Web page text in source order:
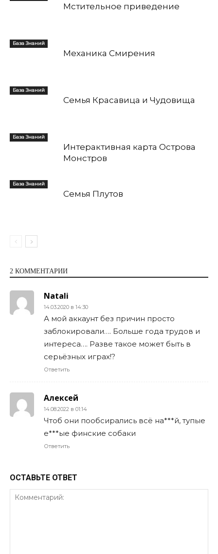
Мстительное приведение
База Знаний
Механика Смирения
База Знаний
Семья Красавица и Чудовища
База Знаний
Интерактивная карта Острова
Монстров
База Знаний
Семья Плутов
2 КОММЕНТАРИИ
Natali
14.03.2020 в 14:30
А мой аккаунт без причин просто
заблокировали…. Больше года трудов и
интереса…. Разве такое может быть в
серьёзных играх!?
Ответить
Алексей
14.08.2022 в 01:14
Чтоб они пообсирались всё на***й, тупые
е***ые финские собаки
Ответить
ОСТАВЬТЕ ОТВЕТ